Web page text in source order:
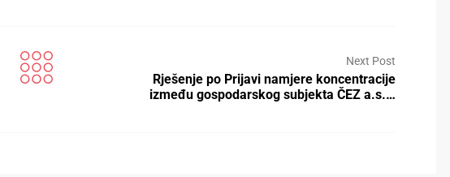
Next Post
Rješenje po Prijavi namjere koncentracije
između gospodarskog subjekta ČEZ a.s.…